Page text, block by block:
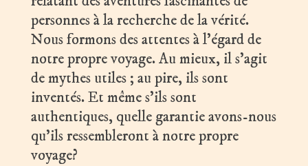
personnes à la recherche de la vérité.
Nous formons des attentes à l’égard de
notre propre voyage. Au mieux, il s’agit
de mythes utiles ; au pire, ils sont
inventés. Et même s’ils sont
authentiques, quelle garantie avons-nous
qu’ils ressembleront à notre propre
voyage?